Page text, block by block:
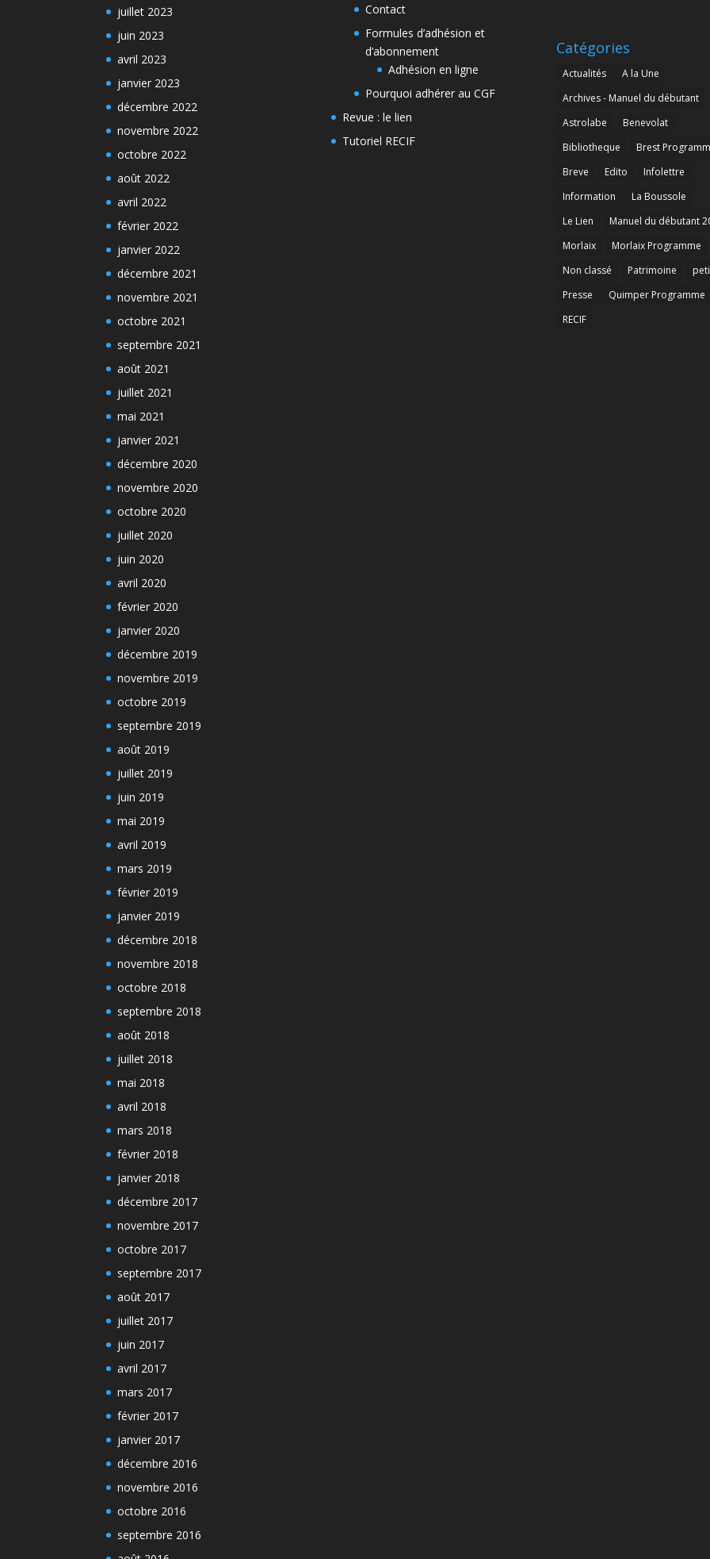
juillet 2023
juin 2023
avril 2023
janvier 2023
décembre 2022
novembre 2022
octobre 2022
août 2022
avril 2022
février 2022
janvier 2022
décembre 2021
novembre 2021
octobre 2021
septembre 2021
août 2021
juillet 2021
mai 2021
janvier 2021
décembre 2020
novembre 2020
octobre 2020
juillet 2020
juin 2020
avril 2020
février 2020
janvier 2020
décembre 2019
novembre 2019
octobre 2019
septembre 2019
août 2019
juillet 2019
juin 2019
mai 2019
avril 2019
mars 2019
février 2019
janvier 2019
décembre 2018
novembre 2018
octobre 2018
septembre 2018
août 2018
juillet 2018
mai 2018
avril 2018
mars 2018
février 2018
janvier 2018
décembre 2017
novembre 2017
octobre 2017
septembre 2017
août 2017
juillet 2017
juin 2017
avril 2017
mars 2017
février 2017
janvier 2017
décembre 2016
novembre 2016
octobre 2016
septembre 2016
Contact
Formules d’adhésion et
d’abonnement
Adhésion en ligne
Pourquoi adhérer au CGF
Revue : le lien
Tutoriel RECIF
Catégories
Actualités
A la Une
Archives - Manuel du débutant
Astrolabe
Benevolat
Bibliotheque
Brest
Breve
Edito
Infolettre
Information
La Boussole
Le Lien
Manuel du débutant
Morlaix
Morlaix Programme
Non classé
Patrimoine
Presse
Quimper Programme
RECIF